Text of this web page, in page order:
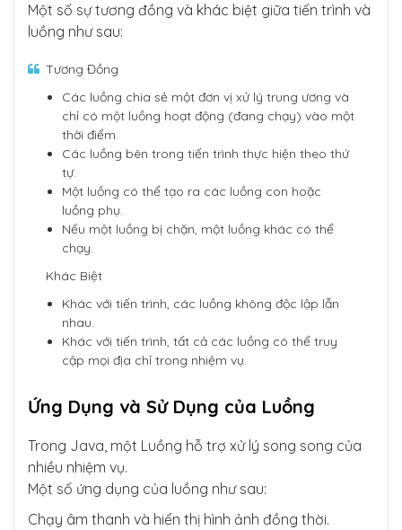
Một số sự tương đồng và khác biệt giữa tiến trình và
luồng như sau:
Tương Đồng
Các luồng chia sẻ một đơn vị xử lý trung ương và
chỉ có một luồng hoạt động (đang chạy) vào một
thời điểm.
Các luồng bên trong tiến trình thực hiện theo thứ
tự.
Một luồng có thể tạo ra các luồng con hoặc
luồng phụ.
Nếu một luồng bị chặn, một luồng khác có thể
chạy.
Khác Biệt
Khác với tiến trình, các luồng không độc lập lẫn
nhau.
Khác với tiến trình, tất cả các luồng có thể truy
cập mọi địa chỉ trong nhiệm vụ.
Ứng Dụng và Sử Dụng của Luồng
Trong Java, một Luồng hỗ trợ xử lý song song của
nhiều nhiệm vụ.
Một số ứng dụng của luồng như sau:
Chạy âm thanh và hiển thị hình ảnh đồng thời.